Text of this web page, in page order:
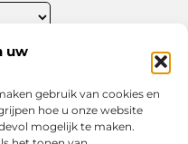
uw
gebruik van cookies en
hoe u onze website
mogelijk te maken.